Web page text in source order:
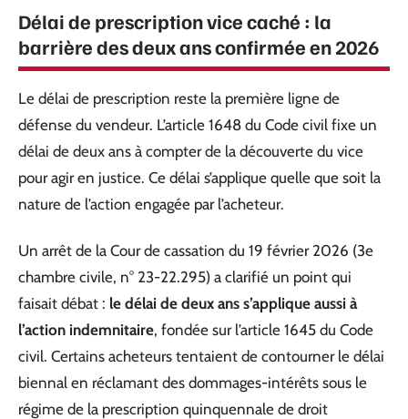
Délai de prescription vice caché : la
barrière des deux ans confirmée en 2026
Le délai de prescription reste la première ligne de
défense du vendeur. L’article 1648 du Code civil fixe un
délai de deux ans à compter de la découverte du vice
pour agir en justice. Ce délai s’applique quelle que soit la
nature de l’action engagée par l’acheteur.
Un arrêt de la Cour de cassation du 19 février 2026 (3e
chambre civile, n° 23-22.295) a clarifié un point qui
faisait débat : le délai de deux ans s’applique aussi à
l’action indemnitaire, fondée sur l’article 1645 du Code
civil. Certains acheteurs tentaient de contourner le délai
biennal en réclamant des dommages-intérêts sous le
régime de la prescription quinquennale de droit